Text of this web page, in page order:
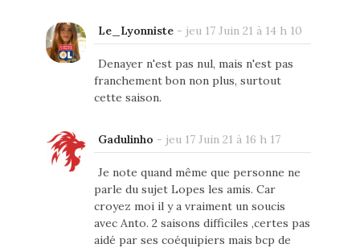
Le_Lyonniste- jeu 17 Juin 21 à 14 h 10
Denayer n'est pas nul, mais n'est pas
franchement bon non plus, surtout
cette saison.
Gadulinho - jeu 17 Juin 21 à 16 h 17
Je note quand même que personne ne
parle du sujet Lopes les amis. Car
croyez moi il y a vraiment un soucis
avec Anto. 2 saisons difficiles ,certes pas
aidé par ses coéquipiers mais bcp de